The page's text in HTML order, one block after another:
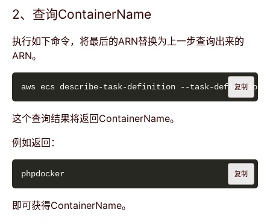
2、查询ContainerName
执行如下命令，将最后的ARN替换为上一步查询出来的
ARN。
aws ecs describe-task-definition --task-definition
复制
这个查询结果将返回ContainerName。
例如返回：
复制
即可获得ContainerName。